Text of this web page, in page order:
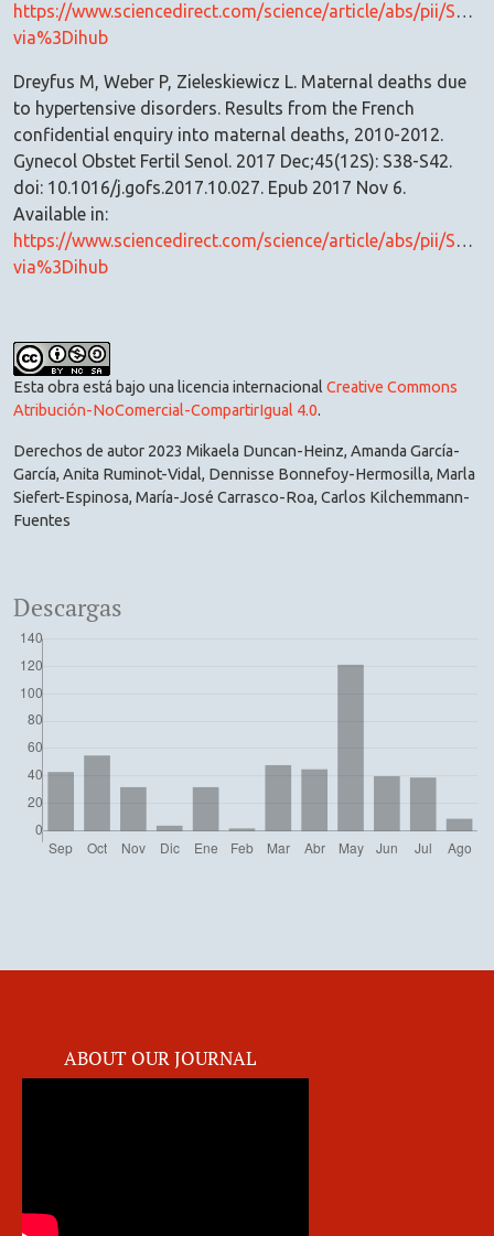
https://www.sciencedirect.com/science/article/abs/pii/
via%3Dihub
Dreyfus M, Weber P, Zieleskiewicz L. Maternal deaths due
to hypertensive disorders. Results from the French
confidential enquiry into maternal deaths, 2010-2012.
Gynecol Obstet Fertil Senol. 2017 Dec;45(12S): S38-S42.
doi: 10.1016/j.gofs.2017.10.027. Epub 2017 Nov 6.
Available in:
https://www.sciencedirect.com/science/article/abs/pii/
via%3Dihub
Esta obra está bajo una licencia internacional Creative Commons
Atribución-NoComercial-CompartirIgual 4.0.
Derechos de autor 2023 Mikaela Duncan-Heinz, Amanda García-
García, Anita Ruminot-Vidal, Dennisse Bonnefoy-Hermosilla, Marla
Siefert-Espinosa, María-José Carrasco-Roa, Carlos Kilchemmann-
Fuentes
Descargas
ABOUT OUR JOURNAL